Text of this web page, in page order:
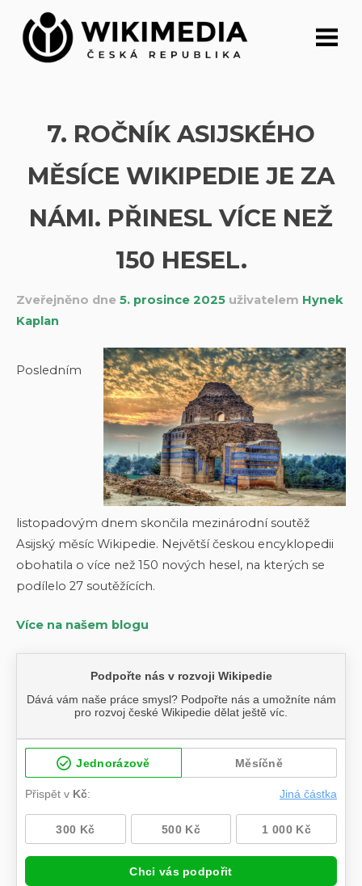
Přeskočit
obsah
7. ROČNÍK ASIJSKÉHO
MĚSÍCE WIKIPEDIE JE ZA
NÁMI. PŘINESL VÍCE NEŽ
150 HESEL.
Zveřejněno dne 5. prosince 2025 uživatelem Hynek
Kaplan
Posledním
listopadovým dnem skončila mezinárodní soutěž
Asijský měsíc Wikipedie. Největší českou encyklopedii
obohatila o více než 150 nových hesel, na kterých se
podílelo 27 soutěžících.
Více na našem blogu